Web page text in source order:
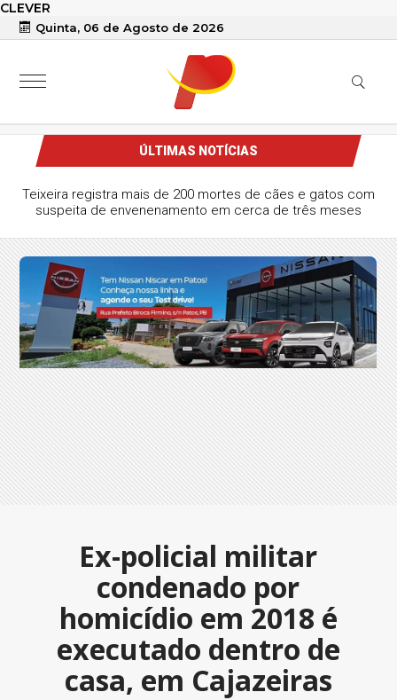
CLEVER
Quinta, 06 de Agosto de 2026
ÚLTIMAS NOTÍCIAS
Teixeira registra mais de 200 mortes de cães e gatos com
suspeita de envenenamento em cerca de três meses
Ex-policial militar
condenado por
homicídio em 2018 é
executado dentro de
casa, em Cajazeiras